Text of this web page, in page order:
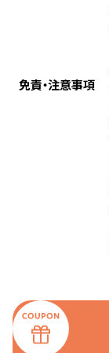
免責・注意事項